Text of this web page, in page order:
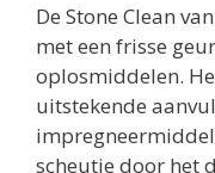
De Stone Clean
met een frisse
oplosmiddelen.
uitstekende
scheutje door het